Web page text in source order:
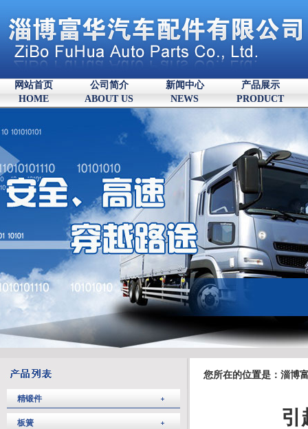
网站首页
HOME
公司简介
ABOUT US
新闻中心
NEWS
产品展示
PRODUCT
精锻件
板簧
您所在的位置是：淄博
引